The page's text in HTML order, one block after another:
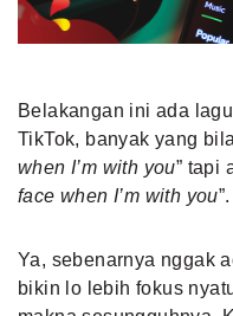
Belakangan ini ada
TikTok, banyak yang
when I’m with you” tapi
face when I’m with you
Ya, sebenarnya nggak
bikin lo lebih fokus